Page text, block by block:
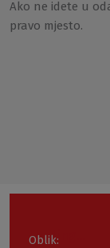
Ako ne idete u
Loading...
Oblik: